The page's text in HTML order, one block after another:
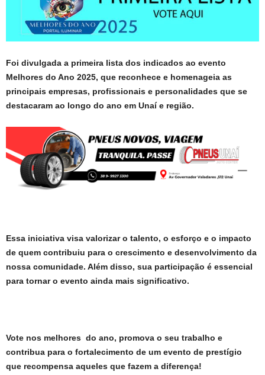
Foi divulgada a primeira lista dos indicados ao evento
Melhores do Ano 2025, que reconhece e homenageia as
principais empresas, profissionais e personalidades que se
destacaram ao longo do ano em Unaí e região.
Essa iniciativa visa valorizar o talento, o esforço e o impacto
de quem contribuiu para o crescimento e desenvolvimento da
nossa comunidade. Além disso, sua participação é essencial
para tornar o evento ainda mais significativo.
Vote nos melhores do ano, promova o seu trabalho e
contribua para o fortalecimento de um evento de prestígio
que recompensa aqueles que fazem a diferença!